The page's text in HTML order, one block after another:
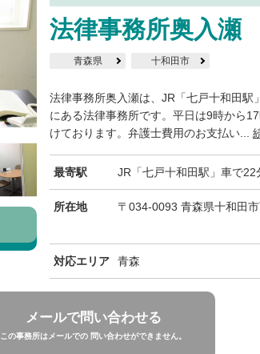
法律事務所奥入瀬
青森県 十和田市
法律事務所奥入瀬は、JR「七戸十和田駅
にある法律事務所です。平日は9時から
けております。弁護士費用のお支払い...
最寄駅 JR「七戸十和田駅」車で22
所在地 〒034-0093 青森県十和田
対応エリア 青森
メールで問い合わせる
この事務所はメールでの 問い合わせができません。